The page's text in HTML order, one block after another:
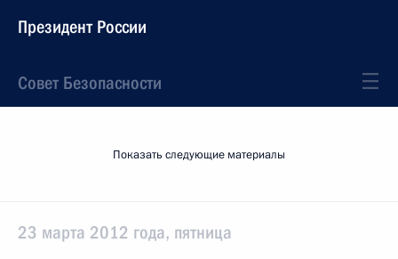
Президент России
Совет Безопасности
Показать следующие материалы
23 марта 2012 года, пятница